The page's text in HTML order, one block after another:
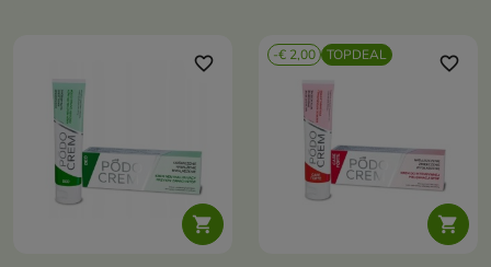

favorite_border -€ 2,00 TOPDEAL

favorite_border